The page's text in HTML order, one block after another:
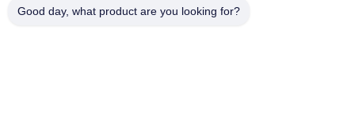
Good day, what product are you looking for?